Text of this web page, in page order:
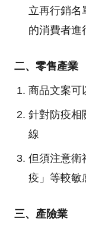
立再行銷名
的消費者進
二、零售產業
商品文案可
針對防疫相
線
但須注意衛
疫」等較敏
三、產險業